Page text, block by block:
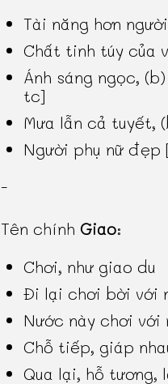
Tài năng hơn
Chất tinh túy của
Ánh sáng ngọc,
tc]
Mưa lẫn cả tuyết,
Người phụ nữ đẹp
-
Tên chính Giao:
Chơi, như giao du
Đi lại chơi bời với
Nước này chơi
Chỗ tiếp, giáp
Qua lại, hỗ tương,